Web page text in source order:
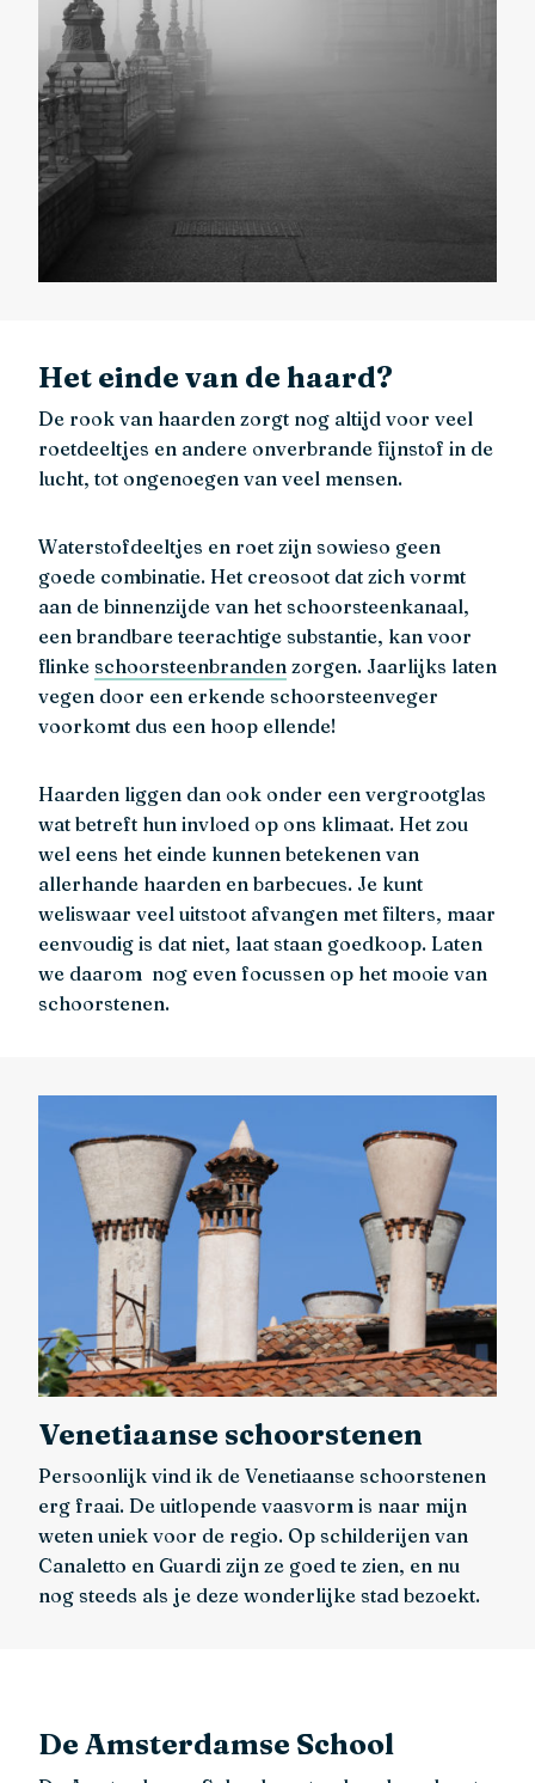
Het einde van de haard?
De rook van haarden zorgt nog altijd voor veel
roetdeeltjes en andere onverbrande fijnstof in de
lucht, tot ongenoegen van veel mensen.
Waterstofdeeltjes en roet zijn sowieso geen
goede combinatie. Het creosoot dat zich vormt
aan de binnenzijde van het schoorsteenkanaal,
een brandbare teerachtige substantie, kan voor
flinke schoorsteenbranden zorgen. Jaarlijks laten
vegen door een erkende schoorsteenveger
voorkomt dus een hoop ellende!
Haarden liggen dan ook onder een vergrootglas
wat betreft hun invloed op ons klimaat. Het zou
wel eens het einde kunnen betekenen van
allerhande haarden en barbecues. Je kunt
weliswaar veel uitstoot afvangen met filters, maar
eenvoudig is dat niet, laat staan goedkoop. Laten
we daarom nog even focussen op het mooie van
schoorstenen.
Venetiaanse schoorstenen
Persoonlijk vind ik de Venetiaanse schoorstenen
erg fraai. De uitlopende vaasvorm is naar mijn
weten uniek voor de regio. Op schilderijen van
Canaletto en Guardi zijn ze goed te zien, en nu
nog steeds als je deze wonderlijke stad bezoekt.
De Amsterdamse School